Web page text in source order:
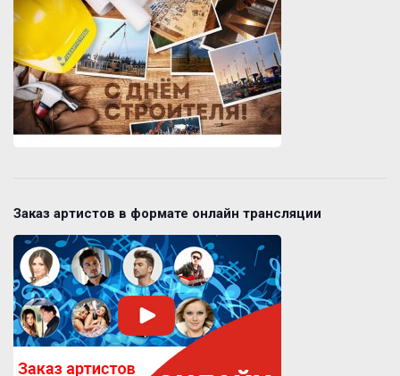
Заказ артистов в формате онлайн трансляции